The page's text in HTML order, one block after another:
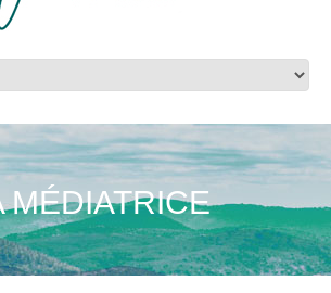
MÉDIATRICE